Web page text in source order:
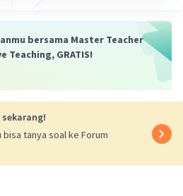
bersama Master Teacher
Teaching, GRATIS!
bisa tanya soal ke Forum